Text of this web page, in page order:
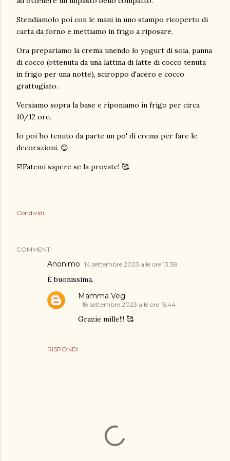
Stendiamolo poi con le mani in uno stampo ricoperto di
carta da forno e mettiamo in frigo a riposare.
Ora prepariamo la crema unendo lo yogurt di soia, panna
di cocco (ottenuta da una lattina di latte di cocco tenuta
in frigo per una notte), sciroppo d'acero e cocco
grattugiato.
Versiamo sopra la base e riponiamo in frigo per circa
10/12 ore.
Io poi ho tenuto da parte un po' di crema per fare le
decorazioni. 😊
☑️Fatemi sapere se la provate! 🥰
Condividi
COMMENTI
Anonimo 14 settembre 2023 alle ore 13:38
È buonissima.
RISPONDI
Mamma Veg
18 settembre 2023 alle ore 15:44
Grazie mille!!! 🥰